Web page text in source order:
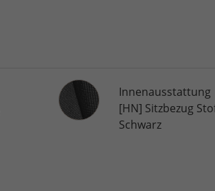
InnenausstattungInnenausstattung
[HN] Sitzbezug
Schwarz